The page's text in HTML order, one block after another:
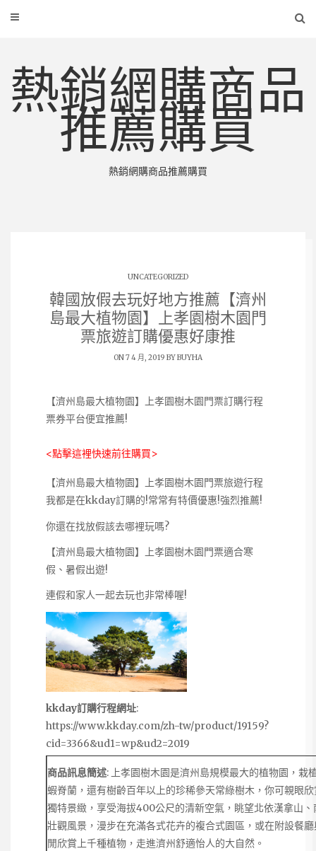
熱銷網購商品
推薦購買
熱銷網購商品推薦購買
UNCATEGORIZED
韓國放假去玩好地方推薦【濟州
島最大植物園】上孝園樹木園門
票旅遊訂購優惠好康推
ON 7 4 月, 2019 BYBUYHA
【濟州島最大植物園】上孝園樹木園門票訂購行程
票券平台便宜推薦!
<點擊這裡快速前往購買>
【濟州島最大植物園】上孝園樹木園門票旅遊行程
我都是在kkday訂購的!常常有特價優惠!強烈推薦!
你還在找放假該去哪裡玩嗎?
【濟州島最大植物園】上孝園樹木園門票適合寒
假、暑假出遊!
連假和家人一起去玩也非常棒喔!
kkday訂購行程網址:
https://www.kkday.com/zh-tw/product/19159?
cid=3366&ud1=wp&ud2=2019
商品訊息簡述: 上孝園樹木園是濟州島規模最大的植物園，栽
蝦脊蘭，還有樹齡百年以上的珍稀參天常綠樹木，你可親眼
獨特景緻，享受海拔400公尺的清新空氣，眺望北依漢拿山
壯觀風景，漫步在充滿各式花卉的複合式園區，或在附設餐
閒欣賞上千種植物，走進濟州舒適怡人的大自然。